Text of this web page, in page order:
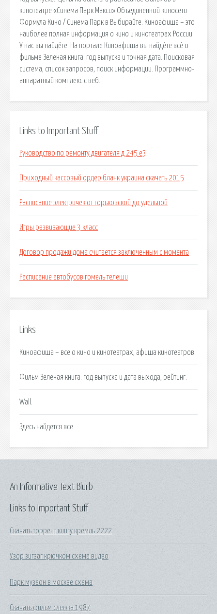
кинотеатре «Синема Парк Макси» Объединенной киносети
Формула Кино / Синема Парк в Выбирайте. Киноафиша – это
наиболее полная информация о кино и кинотеатрах России.
У нас вы найдёте. На портале Киноафиша вы найдёте всё о
фильме Зеленая книга: год выпуска и точная дата. Поисковая
сиcтема, список запросов, поиск информации. Программно-
аппаратный комплекс с веб.
Links to Important Stuff
Руководство по ремонту двигателя д 245 е3
Приходный кассовый ордер бланк украина скачать 2015
Расписание электричек от горьковской до удельной
Игры развивающие 3 класс
Договор продажи дома считается заключенным с момента
Расписание автобусов гомель телеши
Links
Киноафиша – все о кино и кинотеатрах, афиша кинотеатров.
Фильм Зеленая книга: год выпуска и дата выхода, рейтинг.
Wall.
Здесь найдется все.
Links to Important Stuff
Скачать торрент книгу кремль 2222
Узор зигзаг крючком схема видео
Парк музеон в москве схема
Скачать фильм слежка 1987
An Informative Text Blurb